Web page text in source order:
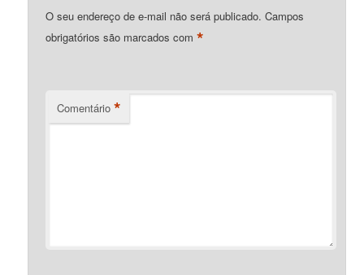
O seu endereço de e-mail não será publicado. Campos
obrigatórios são marcados com*
Comentário *